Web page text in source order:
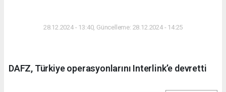
28.12.2024 - 13:40, Güncelleme: 28.12.2024 - 14:25
DAFZ, Türkiye operasyonlarını Interlink’e devretti